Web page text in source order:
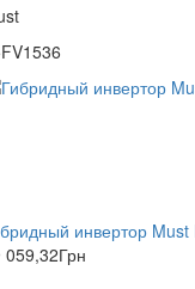
инвертор
059,32Грн